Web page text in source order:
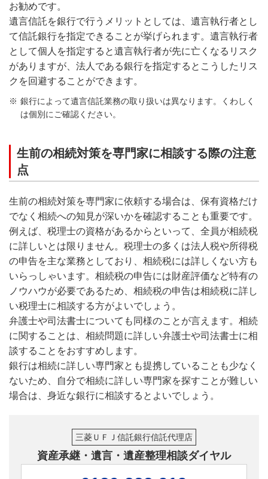
お勧めです。
遺言信託を銀行で行うメリットとしては、遺言執行者とし
て信託銀行を指定できることが挙げられます。遺言執行者
として個人を指定すると遺言執行者が先に亡くなるリスク
がありますが、法人である銀行を指定するとこうしたリス
クを回避することができます。
銀行によって遺言信託業務の取り扱いは異なります。くわしく
は個別にご確認ください。
生前の相続対策を専門家に相談する際の注意
点
生前の相続対策を専門家に依頼する場合は、保有資格だけ
でなく相続への知見が深いかを確認することも重要です。
例えば、税理士の資格があるからといって、全員が相続税
に詳しいとは限りません。税理士の多くは法人税や所得税
の申告を主な業務としており、相続税には詳しくない方も
いらっしゃいます。相続税の申告には財産評価など特有の
ノウハウが必要であるため、相続税の申告は相続税に詳し
い税理士に相談する方がよいでしょう。
弁護士や司法書士についても同様のことが言えます。相続
に関することは、相続問題に詳しい弁護士や司法書士に相
談することをおすすめします。
銀行は相続に詳しい専門家とも提携していることも少なく
ないため、自分で相続に詳しい専門家を探すことが難しい
場合は、身近な銀行に相談するとよいでしょう。
三菱ＵＦＪ信託銀行信託代理店
資産承継・遺言・遺産整理相談ダイヤル